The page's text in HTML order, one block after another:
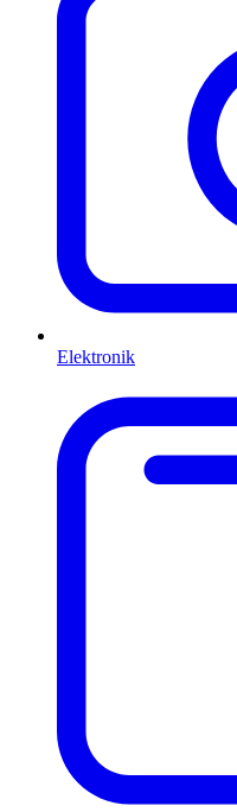
Elektronik